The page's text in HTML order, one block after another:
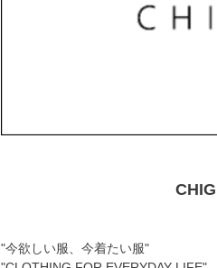
"今欲しい服、今着たい服"